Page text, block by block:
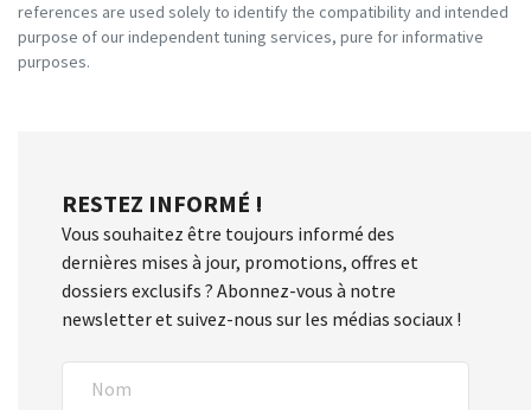
references are used solely to identify the compatibility and intended
purpose of our independent tuning services, pure for informative
purposes.
RESTEZ INFORMÉ !
Vous souhaitez être toujours informé des
dernières mises à jour, promotions, offres et
dossiers exclusifs ? Abonnez-vous à notre
newsletter et suivez-nous sur les médias sociaux !